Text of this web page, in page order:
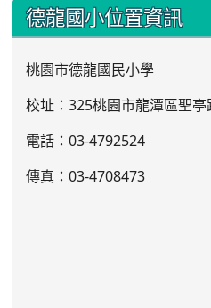
::: 德龍國小位置資訊
桃園市德龍國民小學
校址：325桃園市龍潭區聖
電話：03-4792524
傳真：03-4708473